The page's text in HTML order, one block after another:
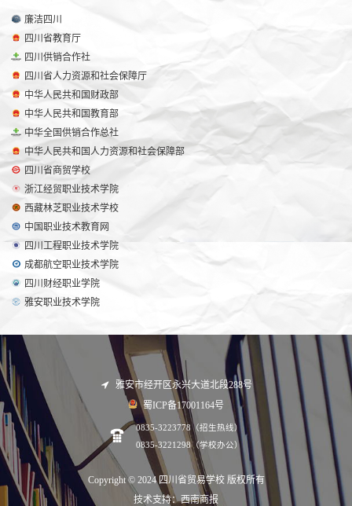
廉洁四川
四川省教育厅
四川供销合作社
四川省人力资源和社会保障厅
中华人民共和国财政部
中华人民共和国教育部
中华全国供销合作总社
中华人民共和国人力资源和社会保障部
四川省商贸学校
浙江经贸职业技术学院
西藏林芝职业技术学校
中国职业技术教育网
四川工程职业技术学院
成都航空职业技术学院
四川财经职业学院
雅安职业技术学院
雅安市经开区永兴大道北段288号
蜀ICP备17001164号
0835-3223778（招生热线）
0835-3221298（学校办公）
Copyright © 2024 四川省贸易学校 版权所有
技术支持：西南商报